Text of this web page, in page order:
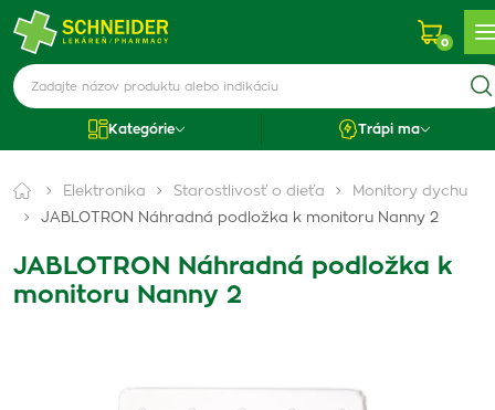
0
Kategórie Trápi ma
Elektronika Starostlivosť o dieťa
Monitory dychu
JABLOTRON Náhradná podložka k monitoru Nanny 2
JABLOTRON Náhradná podložka k
monitoru Nanny 2